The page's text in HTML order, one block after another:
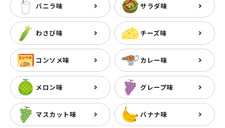
バニラ味 サラダ味
わさび味 チーズ味
コンソメ味 カレー味
メロン味 グレープ味
マスカット味 バナナ味